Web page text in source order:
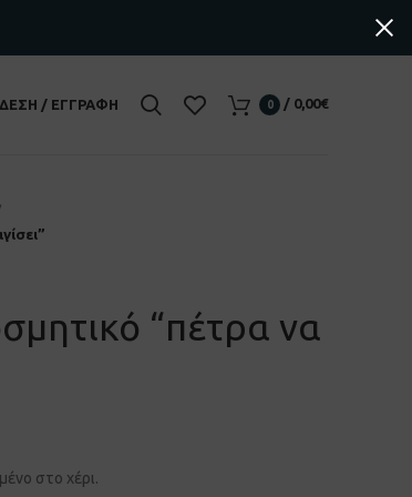
/ ΕΓΓΡΑΦΉ 0 / 0,00€
“πέτρα να
στο χέρι.